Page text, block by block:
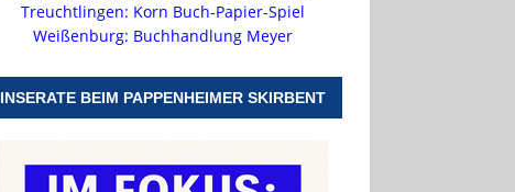
Treuchtlingen: Korn Buch-Papier-Spiel
Weißenburg: Buchhandlung Meyer
INSERATE BEIM PAPPENHEIMER SKIRBENT